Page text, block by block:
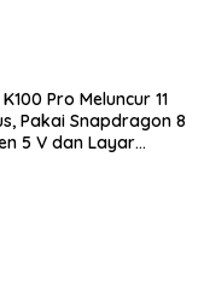
Pro Meluncur 11
Pakai Snapdragon 8
5 V dan Layar